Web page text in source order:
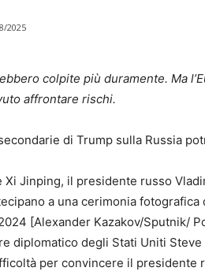
2025
colpite più duramente. Ma
affrontare rischi.
Xi Jinping, il presidente russo
a una cerimonia
[Alexander Kazakov/Sputnik/
diplomatico degli Stati Uniti
per convincere il presidente